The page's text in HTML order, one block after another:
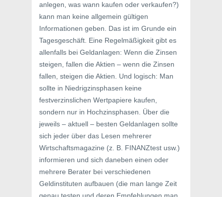
anlegen, was wann kaufen oder verkaufen?)
kann man keine allgemein gültigen
Informationen geben. Das ist im Grunde ein
Tagesgeschäft. Eine Regelmäßigkeit gibt es
allenfalls bei Geldanlagen: Wenn die Zinsen
steigen, fallen die Aktien – wenn die Zinsen
fallen, steigen die Aktien. Und logisch: Man
sollte in Niedrigzinsphasen keine
festverzinslichen Wertpapiere kaufen,
sondern nur in Hochzinsphasen. Über die
jeweils – aktuell – besten Geldanlagen sollte
sich jeder über das Lesen mehrerer
Wirtschaftsmagazine (z. B. FINANZtest usw.)
informieren und sich daneben einen oder
mehrere Berater bei verschiedenen
Geldinstituten aufbauen (die man lange Zeit